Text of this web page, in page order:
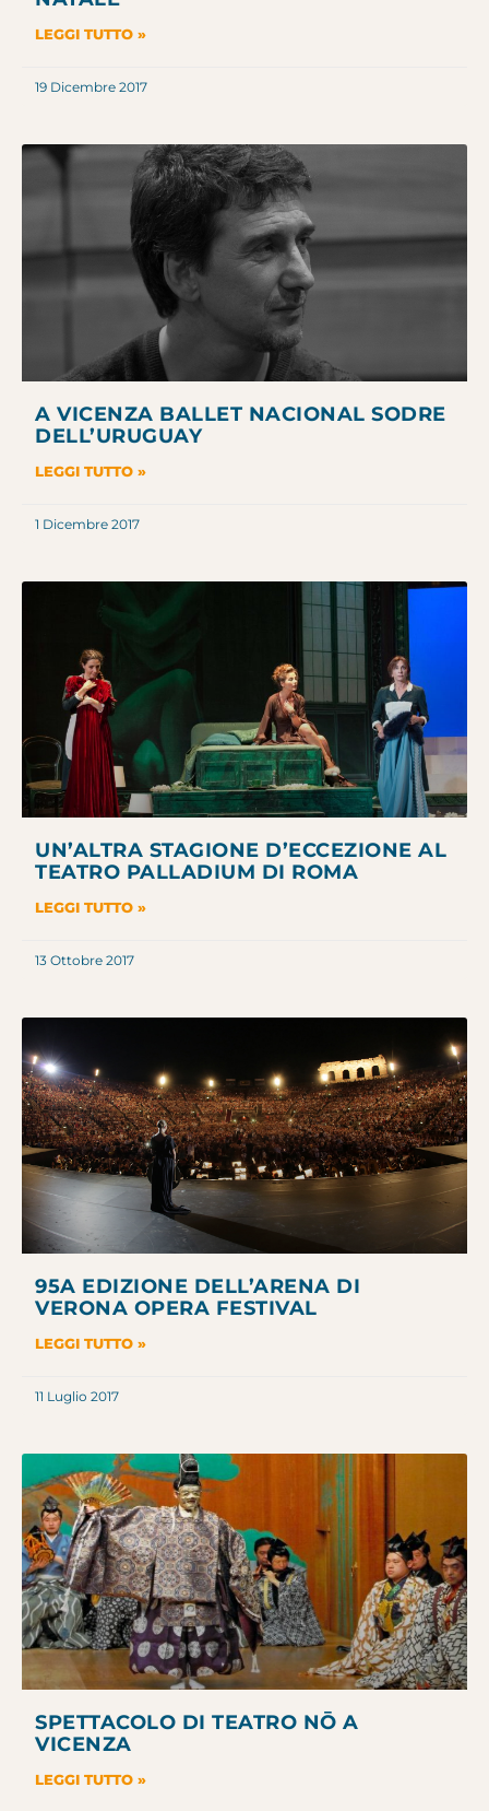
LEGGI TUTTO »
19 Dicembre 2017
A VICENZA BALLET NACIONAL SODRE
DELL’URUGUAY
LEGGI TUTTO »
1 Dicembre 2017
UN’ALTRA STAGIONE D’ECCEZIONE AL
TEATRO PALLADIUM DI ROMA
LEGGI TUTTO »
13 Ottobre 2017
95A EDIZIONE DELL’ARENA DI
VERONA OPERA FESTIVAL
LEGGI TUTTO »
11 Luglio 2017
SPETTACOLO DI TEATRO NŌ A
VICENZA
LEGGI TUTTO »